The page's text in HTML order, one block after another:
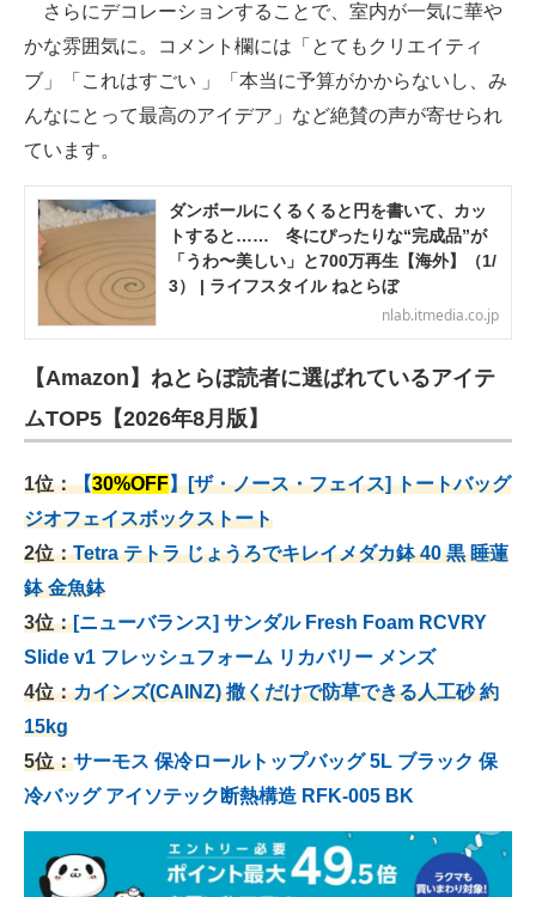
さらにデコレーションすることで、室内が一気に華や
かな雰囲気に。コメント欄には「とてもクリエイティ
ブ」「これはすごい 」「本当に予算がかからないし、み
んなにとって最高のアイデア」など絶賛の声が寄せられ
ています。
ダンボールにくるくると円を書いて、カッ
トすると…… 冬にぴったりな“完成品”が
「うわ〜美しい」と700万再生【海外】（1/
3） | ライフスタイル ねとらぼ
nlab.itmedia.co.jp
【Amazon】ねとらぼ読者に選ばれているアイテ
ムTOP5【2026年8月版】
1位：【30%OFF】[ザ・ノース・フェイス] トートバッグ
ジオフェイスボックストート
2位：Tetra テトラ じょうろでキレイメダカ鉢 40 黒 睡蓮
鉢 金魚鉢
3位：[ニューバランス] サンダル Fresh Foam RCVRY
Slide v1 フレッシュフォーム リカバリー メンズ
4位：カインズ(CAINZ) 撒くだけで防草できる人工砂 約
15kg
5位：サーモス 保冷ロールトップバッグ 5L ブラック 保
冷バッグ アイソテック断熱構造 RFK-005 BK